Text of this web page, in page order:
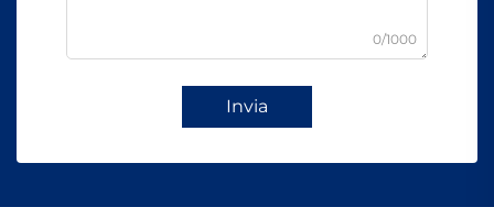
0/1000
Invia